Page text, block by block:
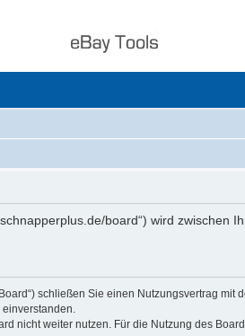
board“) wird zwischen
schließen Sie einen Nutzungsvertrag mit
einverstanden.
nicht weiter nutzen. Für die Nutzung des